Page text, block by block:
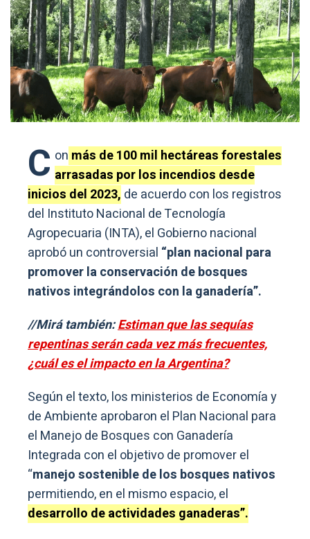
C on más de 100 mil hectáreas forestales
arrasadas por los incendios desde
inicios del 2023, de acuerdo con los registros
del Instituto Nacional de Tecnología
Agropecuaria (INTA), el Gobierno nacional
aprobó un controversial “plan nacional para
promover la conservación de bosques
nativos integrándolos con la ganadería”.
//Mirá también:Estiman que las sequías
repentinas serán cada vez más frecuentes,
¿cuál es el impacto en la Argentina?
Según el texto, los ministerios de Economía y
de Ambiente aprobaron el Plan Nacional para
el Manejo de Bosques con Ganadería
Integrada con el objetivo de promover el
“manejo sostenible de los bosques nativos
permitiendo, en el mismo espacio, el
desarrollo de actividades ganaderas”.